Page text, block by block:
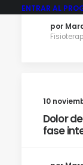
ENTRAR AL
por
10
Dolor
fase